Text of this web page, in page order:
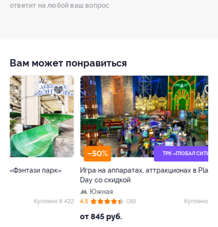
ответит на любой ваш вопрос
Вам может понравиться
–50% ТРК «ГЛОБАЛ СИТИ»
Игра на аппаратах, аттракционах в Play
(38) Куплено 18 477
–40%
Билет на весь